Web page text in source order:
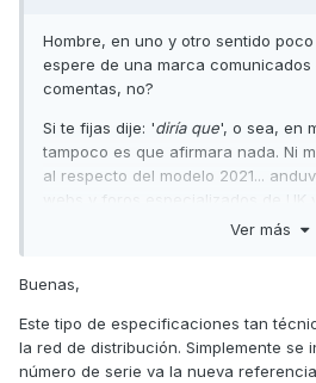
Hombre, en uno y otro sentido
espere de una marca comunicados
comentas, no?
Si te fijas dije: 'diría que', o sea, en
tampoco es que afirmara nada. Ni
al respecto del modelo 2021...
webs y foros especializados de UK
USA y de lo que hablaban es de
Ver más
Buenas,
Este tipo de especificaciones tan
la red de distribución. Simplemente se
número de serie va la nueva